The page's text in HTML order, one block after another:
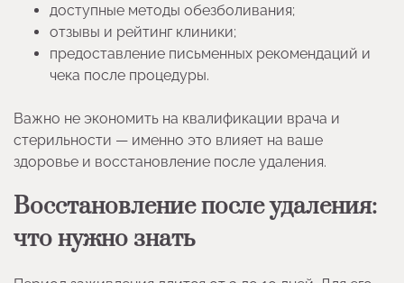
доступные методы обезболивания;
отзывы и рейтинг клиники;
предоставление письменных рекомендаций и
чека после процедуры.
Важно не экономить на квалификации врача и
стерильности — именно это влияет на ваше
здоровье и восстановление после удаления.
Восстановление после удаления:
что нужно знать